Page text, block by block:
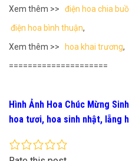
Xem thêm >>
điện hoa chia
điện hoa bình thuận,
Xem thêm >>
hoa khai trương,
=====================
Hình Ảnh Hoa Chúc Mừng
hoa tươi, hoa sinh nhật, lẵng